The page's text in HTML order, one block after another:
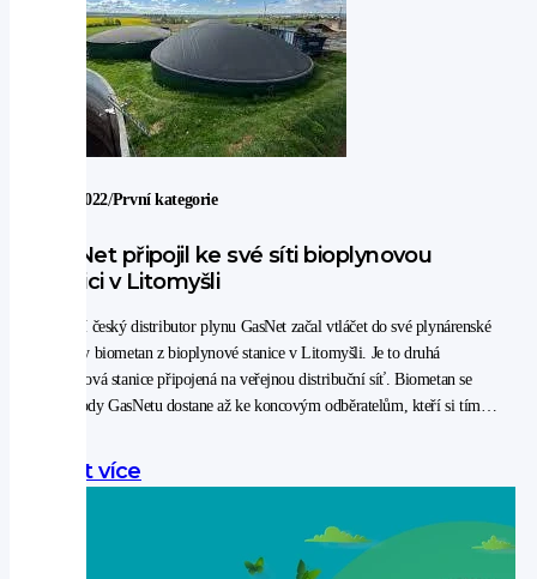
7. 11. 2022/První kategorie
GasNet připojil ke své síti bioplynovou
stanici v Litomyšli
Největší český distributor plynu GasNet začal vtláčet do své plynárenské
soustavy biometan z bioplynové stanice v Litomyšli. Je to druhá
bioplynová stanice připojená na veřejnou distribuční síť. Biometan se
plynovody GasNetu dostane až ke koncovým odběratelům, kteří si tímto
Zjistit více